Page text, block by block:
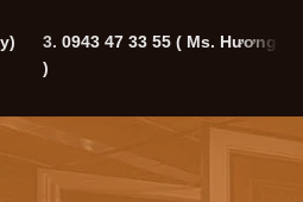
3. 0943 47 33 55 ( Ms. Hương
)